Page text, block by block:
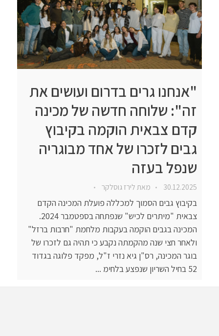
"אנחנו גרים בדרום ועושים את
זה": שלוחה חדשה של מכינה
קדם צבאית הוקמה בקיבוץ
גבים לזכרו של אחד מבוגריה
שנפל בעזה
30.12.2025 מאתלירז גוסלקר
בקיבוץ גבים הסמוך למכללה פועלת המכינה הקדם
צבאית "מיתרים לכיש" שנפתחה בספטמבר 2024.
המכינה בגבים הוקמה בעקבות מלחמת "חרבות ברזל"
ולאחר חצי שנה מהקמתה נקבע כי תהיה גם לזכרו של
בוגר המכינה, רס"ן גיא נזרי ז"ל, מפקד פלוגה בגדוד
52 בחיל השריון שנפצע בלחימ ...